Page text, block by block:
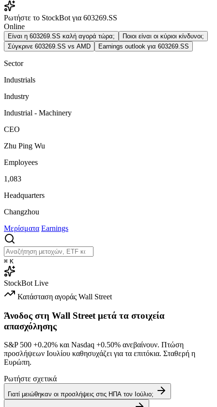
Ρωτήστε το StockBot για 603269.SS
Online
Είναι η 603269.SS καλή αγορά τώρα;
Ποιοι είναι οι κύριοι κίνδυνοι;
Σύγκρινε 603269.SS vs AMD
Earnings outlook για 603269.SS
Sector
Industrials
Industry
Industrial - Machinery
CEO
Zhu Ping Wu
Employees
1,083
Headquarters
Changzhou
Μερίσματα Earnings
⌘ K
StockBot Live
Κατάσταση αγοράς Wall Street
Άνοδος στη Wall Street μετά τα στοιχεία
απασχόλησης
S&P 500 +0.20% και Nasdaq +0.50% ανεβαίνουν. Πτώση
προσλήψεων Ιουλίου καθησυχάζει για τα επιτόκια. Σταθερή η
Ευρώπη.
Ρωτήστε σχετικά
Γιατί μειώθηκαν οι προσλήψεις στις ΗΠΑ τον Ιούλιο;